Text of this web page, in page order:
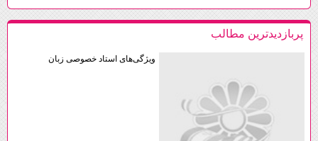
پربازديدترين مطالب
ویژگی‌های استاد خصوصی زبان